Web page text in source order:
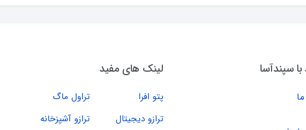
با سپندآسا لینک های مفید
پتو افرا
تراول ماگ
ترازو دیجیتال
ترازو آشپزخانه